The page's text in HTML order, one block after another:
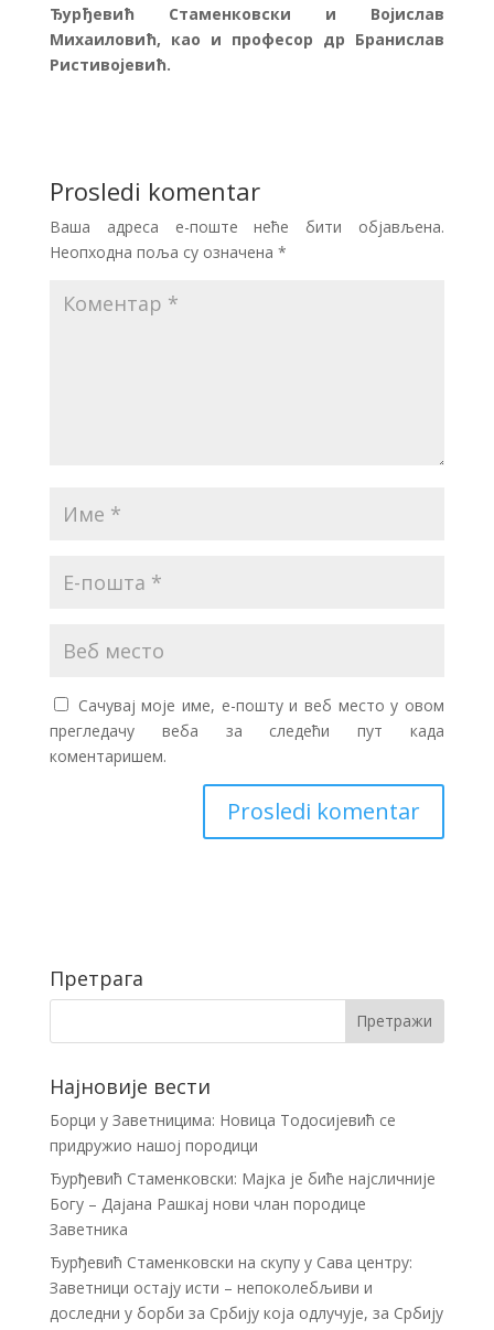
Ђурђевић Стаменковски и Војислав
Михаиловић, као и професор др Бранислав
Ристивојевић.
Prosledi komentar
Ваша адреса е-поште неће бити објављена.
Неопходна поља су означена *
Сачувај моје име, е-пошту и веб место у овом
прегледачу веба за следећи пут када
коментаришем.
Претрага
Најновије вести
Борци у Заветницима: Новица Тодосијевић се
придружио нашој породици
Ђурђевић Стаменковски: Мајка је биће најсличније
Богу – Дајана Рашкај нови члан породице
Заветника
Ђурђевић Стаменковски на скупу у Сава центру:
Заветници остају исти – непоколебљиви и
доследни у борби за Србију која одлучује, за Србију